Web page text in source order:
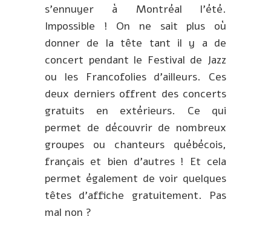
s’ennuyer à Montréal l’été.
Impossible ! On ne sait plus où
donner de la tête tant il y a de
concert pendant le Festival de Jazz
ou les Francofolies d’ailleurs. Ces
deux derniers offrent des concerts
gratuits en extérieurs. Ce qui
permet de découvrir de nombreux
groupes ou chanteurs québécois,
français et bien d’autres ! Et cela
permet également de voir quelques
têtes d’affiche gratuitement. Pas
mal non ?